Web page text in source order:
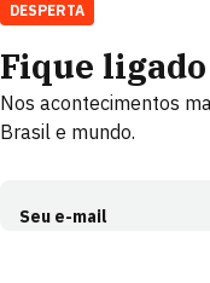
Fique ligado
Nos acontecimentos
Brasil e mundo.
Seu e-mail
DESPERTA